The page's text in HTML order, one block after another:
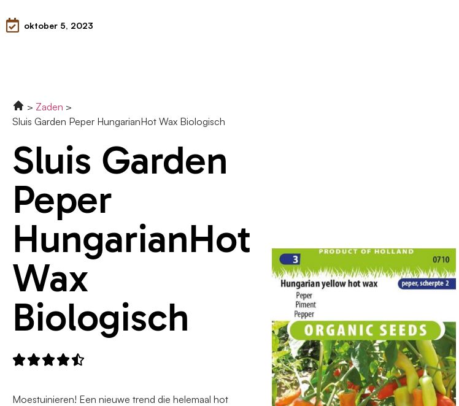
oktober 5, 2023
Zaden
Sluis Garden Peper HungarianHot Wax Biologisch
Sluis Garden
Peper
HungarianHot
Wax
Biologisch

Moestuinieren! Een nieuwe trend die helemaal hot